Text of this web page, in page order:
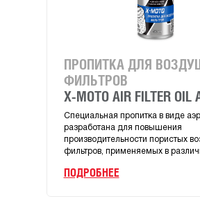
ПРОПИТКА ДЛЯ
ФИЛЬТРОВ
X-MOTO AIR FILTER OIL
Специальная пропитка в виде
разработана для повышения
производительности пористых
фильтров, применяемых в
элементами.
ПОДРОБНЕЕ